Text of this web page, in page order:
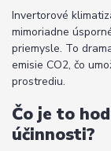
Invertorové
mimoriadne
priemysle. To
emisie CO2, čo
prostrediu.
Čo je to
účinnosti?